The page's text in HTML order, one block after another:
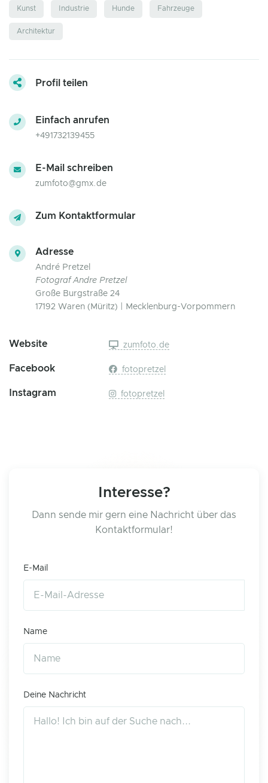
Kunst Industrie Hunde Fahrzeuge
Architektur
Profil teilen
Einfach anrufen
+491732139455
E-Mail schreiben
zumfoto@gmx.de
Zum Kontaktformular
Adresse
André Pretzel
Fotograf Andre Pretzel
Große Burgstraße 24
17192 Waren (Müritz) | Mecklenburg-Vorpommern
Website zumfoto.de
Facebook fotopretzel
Instagram fotopretzel
Interesse?
Dann sende mir gern eine Nachricht über das
Kontaktformular!
E-Mail
Name
Deine Nachricht